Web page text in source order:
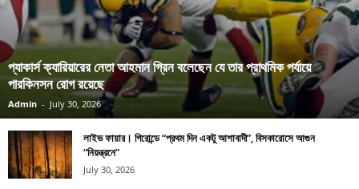
প্যাকার্স ক্যারিয়ারের নেতা আহমান গ্রিন বলেছেন যে তার প্রাথমিক পর্যায়ে
পারকিনসন রোগ রয়েছে
Admin - July 30, 2026
লাইভ ফায়ার। গিরোন্ডে “প্রথম দিন একটু আশাবাদী”, বিসকারোসে আগুন
“নিয়ন্ত্রনে”
July 30, 2026